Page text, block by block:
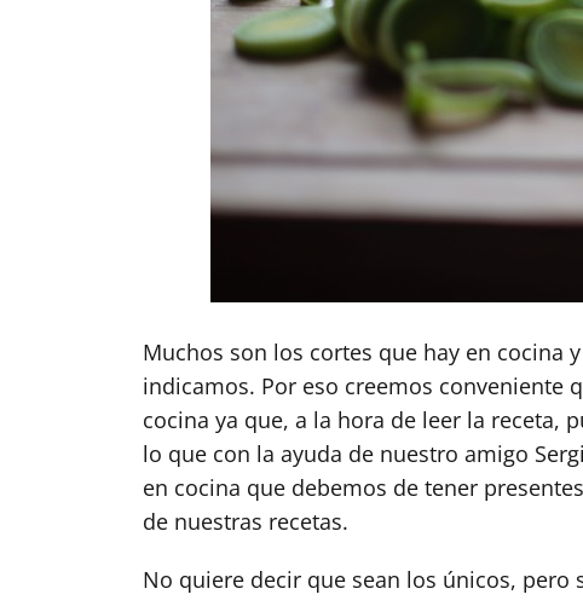
Muchos son los cortes que hay en cocina
indicamos. Por eso creemos conveniente
cocina ya que, a la hora de leer la receta,
lo que con la ayuda de nuestro amigo
en cocina que debemos de tener
de nuestras recetas.
No quiere decir que sean los únicos, pero